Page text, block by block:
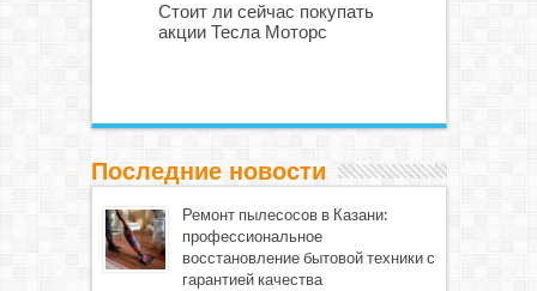
Стоит ли сейчас покупать
акции Тесла Моторс
Последние новости
Ремонт пылесосов в Казани:
профессиональное
восстановление бытовой техники с
гарантией качества